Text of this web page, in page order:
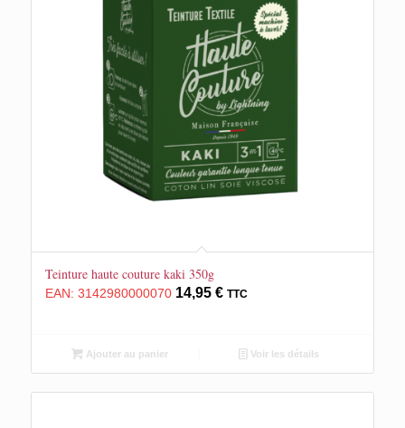
Teinture haute couture kaki 350g
EAN: 3142980000070 14,95 € TTC
Ajouter au panier Voir les détails